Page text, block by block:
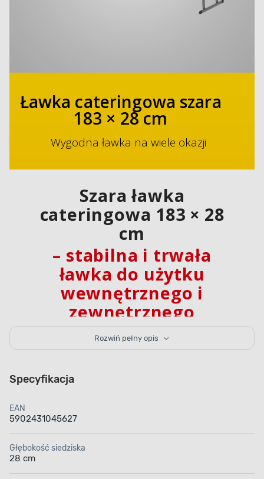
Ławka cateringowa szara
183 × 28 cm
Wygodna ławka na wiele okazji
Szara ławka
cateringowa 183 × 28
cm
– stabilna i trwała
ławka do użytku
wewnętrznego i
zewnętrznego
Szara ławka cateringowa jestuniwersalna w użyciu
ogrodzie, ale i jako dodatkowe miejsce do siedzenia
we wnętrzach. Jej konstrukcja jest składana,
z
promieniowanie słoneczne, opiera się na trzech
stopkami. Stabilność konstrukcji zwiększona została
dzięki wspornikom bocznym nóżek. Szarą ławeczkę
cateringową można złożyć i ma ona wówczas formę
Rozwiń pełny opis
Specyfikacja
EAN
5902431045627
Głębokość siedziska
28 cm